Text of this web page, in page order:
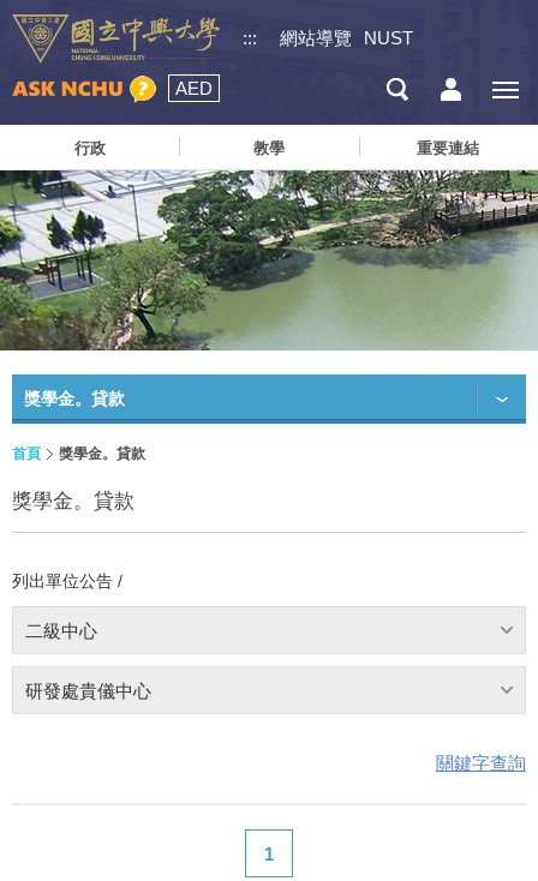
::: 網站導覽 NUST
AED
行政 教學 重要連結
獎學金。貸款
首頁 獎學金。貸款
獎學金。貸款
列出單位公告 /
二級中心
研發處貴儀中心
關鍵字查詢
1